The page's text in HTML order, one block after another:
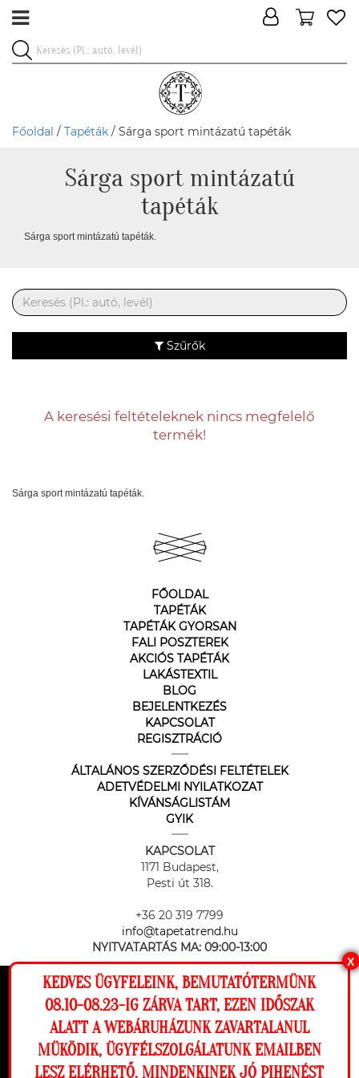
Ez a weboldal cookie-kat használ, hogy a
lehető legjobb élményt nyújtsa honlapunkon.
Beállítások
Főoldal / Tapéták / Sárga sport mintázatú tapéták
Sárga sport mintázatú
tapéták
Sárga sport mintázatú tapéták.
Szűrők
A keresési feltételeknek nincs megfelelő
termék!
Sárga sport mintázatú tapéták.
FŐOLDAL
TAPÉTÁK
TAPÉTÁK GYORSAN
FALI POSZTEREK
AKCIÓS TAPÉTÁK
LAKÁSTEXTIL
BLOG
BEJELENTKEZÉS
KAPCSOLAT
REGISZTRÁCIÓ
ÁLTALÁNOS SZERZŐDÉSI FELTÉTELEK
ADETVÉDELMI NYILATKOZAT
KÍVÁNSÁGLISTÁM
GYIK
KAPCSOLAT
1171 Budapest,
Pesti út 318.
+36 20 319 7799
info@tapetatrend.hu
NYITVATARTÁS MA: 09:00-13:00
Az online fizetést a Barion Payment Zrt. biztosítja, MNB engedély
száma: H-EN-I-1064/2013
X
KEDVES ÜGYFELEINK, BEMUTATÓTERMÜNK
08.10-08.23-IG ZÁRVA TART, EZEN IDŐSZAK
ALATT A WEBÁRUHÁZUNK ZAVARTALANUL
MÜKÖDIK, ÜGYFÉLSZOLGÁLATUNK EMAILBEN
LESZ ELÉRHETŐ. MINDENKINEK JÓ PIHENÉST